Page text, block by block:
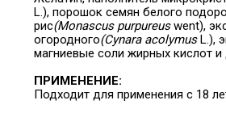
L.), порошок семян белого
рис(Monascus purpureuswent),
огородного(Cynara acolymusL.),
магниевые соли жирных кислот
ПРИМЕНЕНИЕ:
Подходит для применения с 18